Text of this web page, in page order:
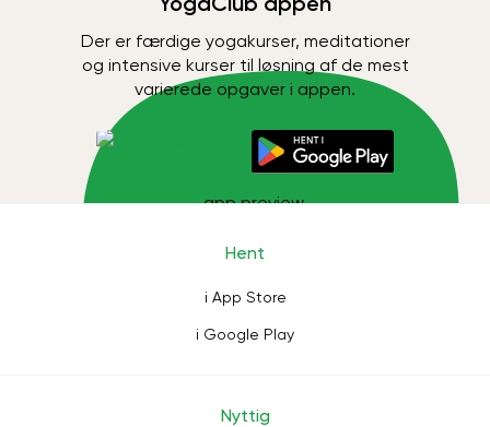
Der er færdige yogakurser, meditationer
og intensive kurser til løsning af de mest
varierede opgaver i appen.
Hent
i App Store
i Google Play
Nyttig